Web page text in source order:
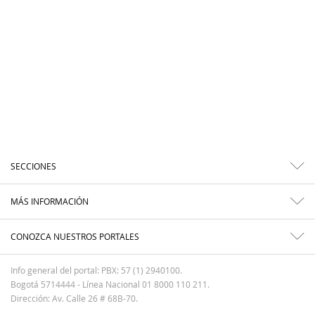
SECCIONES
MÁS INFORMACIÓN
CONOZCA NUESTROS PORTALES
Info general del portal: PBX: 57 (1) 2940100.
Bogotá 5714444 - Línea Nacional 01 8000 110 211.
Dirección: Av. Calle 26 # 68B-70.